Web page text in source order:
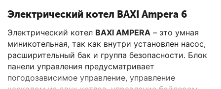
Электрический котел BAXI Ampera 6
Электрический котел BAXI AMPERA – это умная
миникотельная, так как внутри установлен насос,
расширительный бак и группа безопасности. Блок
панели управления предусматривает
погодозависимое управление, управление